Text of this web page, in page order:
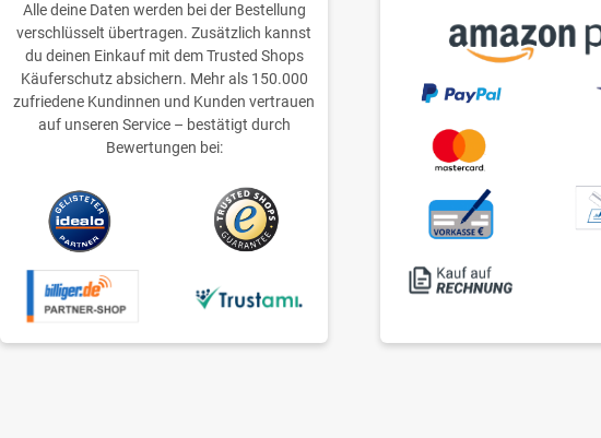
Alle deine Daten werden bei der Bestellung
verschlüsselt übertragen. Zusätzlich kannst
du deinen Einkauf mit dem Trusted Shops
Käuferschutz absichern. Mehr als 150.000
zufriedene Kundinnen und Kunden vertrauen
auf unseren Service – bestätigt durch
Bewertungen bei: